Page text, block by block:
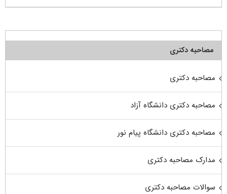
مصاحبه دکتری
مصاحبه دکتری
مصاحبه دکتری دانشگاه آزاد
مصاحبه دکتری دانشگاه پیام نور
مدارک مصاحبه دکتری
سوالات مصاحبه دکتری